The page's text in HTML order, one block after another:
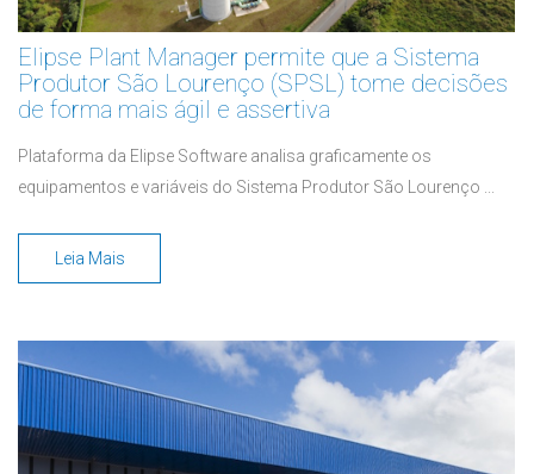
Elipse Plant Manager permite que a Sistema
Produtor São Lourenço (SPSL) tome decisões
de forma mais ágil e assertiva
Plataforma da Elipse Software analisa graficamente os
equipamentos e variáveis do Sistema Produtor São Lourenço ...
Leia Mais